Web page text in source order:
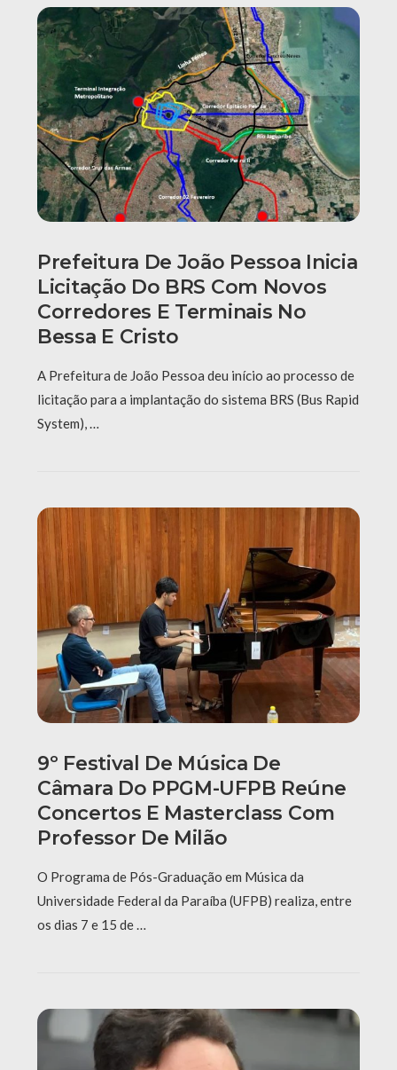
Prefeitura De João Pessoa Inicia
Licitação Do BRS Com Novos
Corredores E Terminais No
Bessa E Cristo
A Prefeitura de João Pessoa deu início ao processo de
licitação para a implantação do sistema BRS (Bus Rapid
System), …
9º Festival De Música De
Câmara Do PPGM-UFPB Reúne
Concertos E Masterclass Com
Professor De Milão
O Programa de Pós-Graduação em Música da
Universidade Federal da Paraíba (UFPB) realiza, entre
os dias 7 e 15 de …